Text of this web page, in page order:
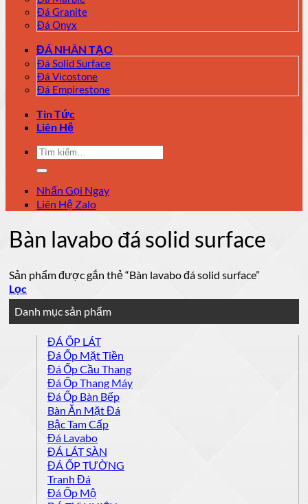
Đá Granite
Đá Onyx
ĐÁ NHÂN TẠO
Đá Solid Surface
Đá Vicostone
Đá Empirestone
Tin Tức
Liên Hệ
Tìm
kiếm:
Nhấn Gọi Ngay
Liên Hệ Zalo
Bàn lavabo đá solid surface
Sản phẩm được gắn thẻ “Bàn lavabo đá solid surface”
Lọc
Danh mục sản phẩm
ĐÁ ỐP LÁT
Đá Ốp Mặt Tiền
Đá Ốp Cầu Thang
Đá Ốp Thang Máy
Đá Ốp Bàn Bếp
Bàn Ăn Mặt Đá
Bậc Tam Cấp
Đá Lavabo
ĐÁ LÁT SÀN
ĐÁ ỐP TƯỜNG
Tranh Đá
Đá Ốp Mộ